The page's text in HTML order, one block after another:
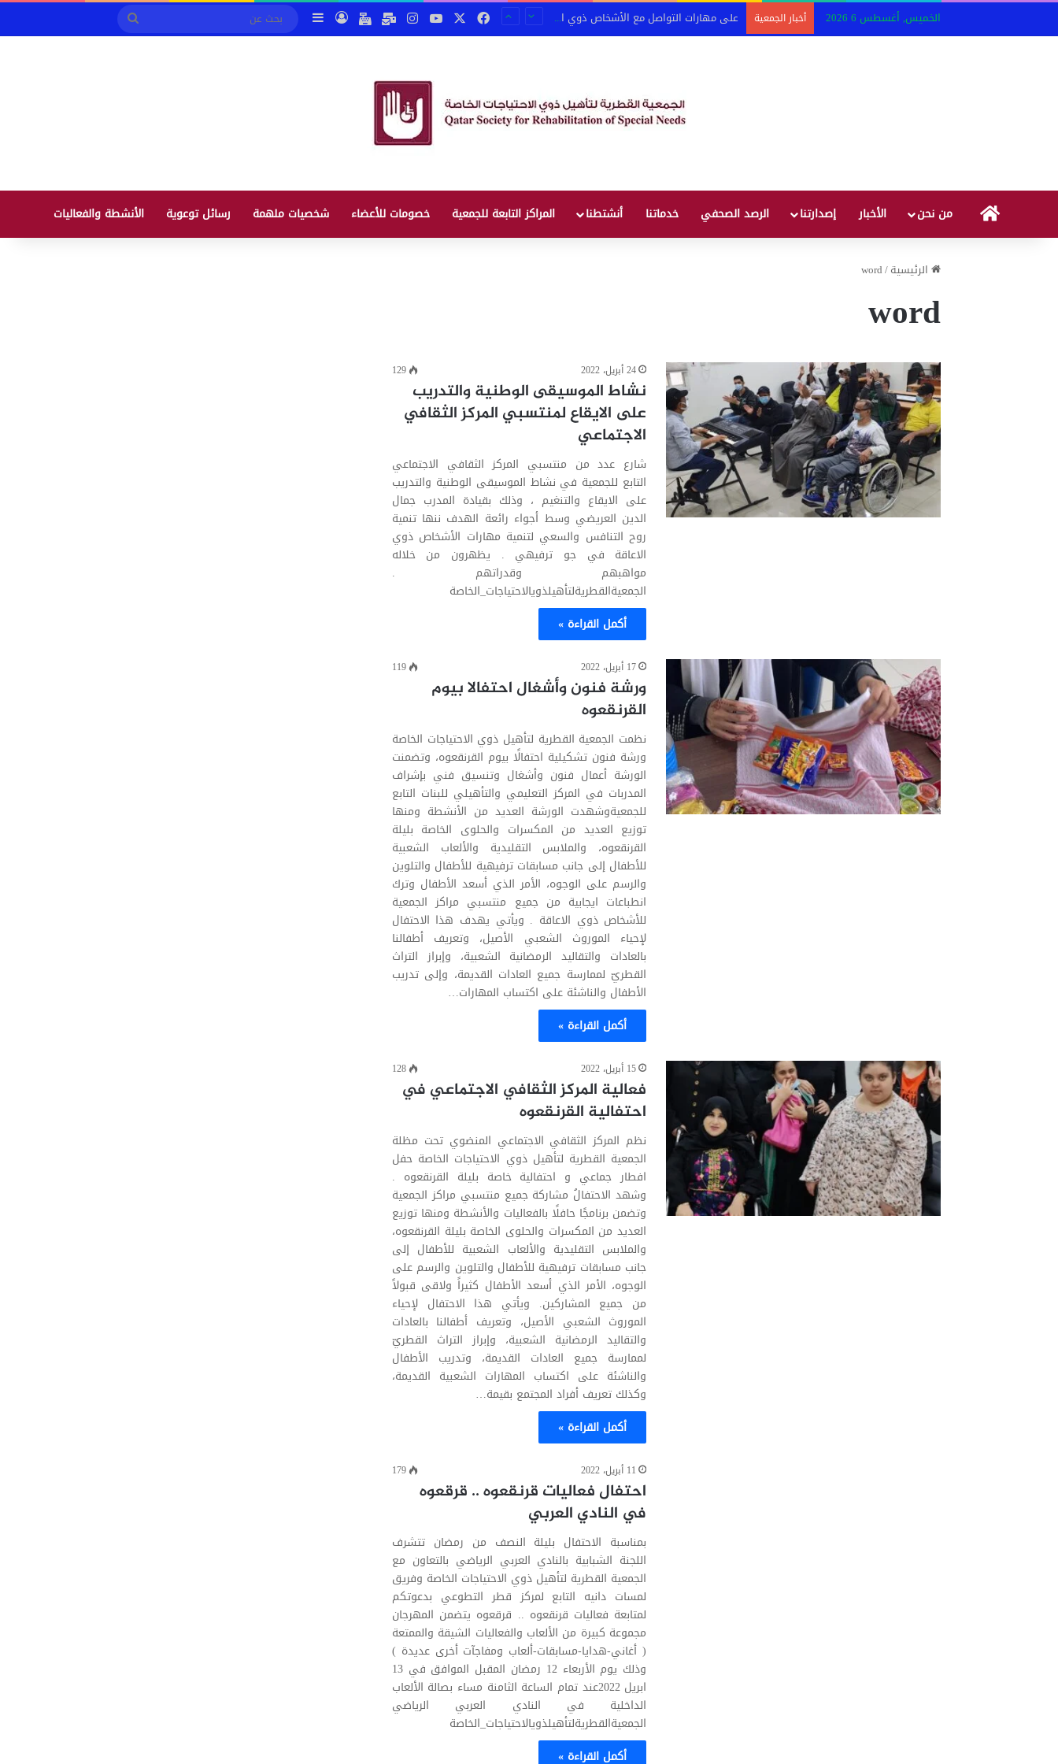
الخميس, أغسطس 6 2026 أخبار الجمعية على مهارات التواصل مع الأشخاص ذوي الإعاقة فيسبوك
‫X
‫YouTubeانستقرام
emailبوابة التحصيل الالكتروني
تسجيل الدخول
إضافة عمود جانبي
بحث
HOMEمن نحن الأخبار إصدارتنا الرصد الصحفي خدماتنا أنشتطنا المراكز التابعة للجمعية خصومات للأعضاء شخصيات ملهمة رسائل توعوية الأنشطة والفعاليات
الرئيسية/
word
word
24 أبريل، 2022 129
نشاط الموسيقى الوطنية والتدريب
على الايقاع لمنتسبي المركز الثقافي
الاجتماعي
شارع عدد من منتسبي المركز الثقافي الاجتماعي
التابع للجمعية في نشاط الموسيقى الوطنية والتدريب
على الايقاع والتنغيم ، وذلك بقيادة المدرب جمال
الدين العريضي وسط أجواء رائعة الهدف ننها تنمية
روح التنافس والسعي لتنمية مهارات الأشخاص ذوي
الاعاقة في جو ترفيهي . يظهرون من خلاله
مواهبهم وقدراتهم .
الجمعيةالقطريةلتأهيلذويالاحتياجات_الخاصة
أكمل القراءة »
17 أبريل، 2022 119
ورشة فنون وأشغال احتفالا بيوم
القرنقعوه
نظمت الجمعية القطرية لتأهيل ذوي الاحتياجات الخاصة
ورشة فنون تشكيلية احتفالًا بيوم القرنقعوه، وتضمنت
الورشة أعمال فنون وأشغال وتنسيق فني بإشراف
المدربات في المركز التعليمي والتأهيلي للبنات التابع
للجمعيةوشهدت الورشة العديد من الأنشطة ومنها
توزيع العديد من المكسرات والحلوى الخاصة بليلة
القرنقعوه، والملابس التقليدية والألعاب الشعبية
للأطفال إلى جانب مسابقات ترفيهية للأطفال والتلوين
والرسم على الوجوه، الأمر الذي أسعد الأطفال وترك
انطباعات ايجابية من جميع منتسبي مراكز الجمعية
للأشخاص ذوي الاعاقة . ويأتي يهدف هذا الاحتفال
لإحياء الموروث الشعبي الأصيل، وتعريف أطفالنا
بالعادات والتقاليد الرمضانية الشعبية، وإبراز التراث
القطريّ لممارسة جميع العادات القديمة، وإلى تدريب
الأطفال والناشئة على اكتساب المهارات…
أكمل القراءة »
15 أبريل، 2022 128
فعالية المركز الثقافي الاجتماعي في
احتفالية القرنقعوه
نظم المركز الثقافي الاجتماعي المنضوي تحت مظلة
الجمعية القطرية لتأهيل ذوي الاحتياجات الخاصة حفل
افطار جماعي و احتفالية خاصة بليلة القرنقعوه .
وشهد الاحتفالُ مشاركة جميع منتسبي مراكز الجمعية
وتضمن برنامجًا حافلًا بالفعاليات والأنشطة ومنها توزيع
العديد من المكسرات والحلوى الخاصة بليلة القرنقعوه،
والملابس التقليدية والألعاب الشعبية للأطفال إلى
جانب مسابقات ترفيهية للأطفال والتلوين والرسم على
الوجوه، الأمر الذي أسعد الأطفال كثيراً ولاقى قبولاً
من جميع المشاركين. ويأتي هذا الاحتفال لإحياء
الموروث الشعبي الأصيل، وتعريف أطفالنا بالعادات
والتقاليد الرمضانية الشعبية، وإبراز التراث القطريّ
لممارسة جميع العادات القديمة، وتدريب الأطفال
والناشئة على اكتساب المهارات الشعبية القديمة،
وكذلك تعريف أفراد المجتمع بقيمة…
أكمل القراءة »
11 أبريل، 2022 179
احتفال فعاليات قرنقعوه .. قرقعوه
في النادي العربي
بمناسبة الاحتفال بليلة النصف من رمضان تتشرف
اللجنة الشبابية بالنادي العربي الرياضي بالتعاون مع
الجمعية القطرية لتأهيل ذوي الاحتياجات الخاصة وفريق
لمسات دانيه التابع لمركز قطر التطوعي بدعوتكم
لمتابعة فعاليات قرنقعوه .. قرقعوه يتضمن المهرجان
مجموعة كبيرة من الألعاب والفعاليات الشيقة والممتعة
( أغاني-هدايا-مسابقات-ألعاب ومفاجآت أخرى عديدة )
وذلك يوم الأربعاء 12 رمضان المقبل الموافق في 13
ابريل 2022عند تمام الساعة الثامنة مساء بصالة الألعاب
الداخلية في النادي العربي الرياضي
الجمعيةالقطريةلتأهيلذويالاحتياجات_الخاصة
أكمل القراءة »